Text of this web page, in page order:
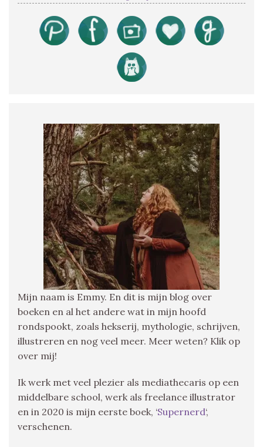
Mijn naam is Emmy. En dit is mijn blog over
boeken en al het andere wat in mijn hoofd
rondspookt, zoals hekserij, mythologie, schrijven,
illustreren en nog veel meer. Meer weten? Klik op
over mij!
Ik werk met veel plezier als mediathecaris op een
middelbare school, werk als freelance illustrator
en in 2020 is mijn eerste boek, ‘Supernerd‘,
verschenen.